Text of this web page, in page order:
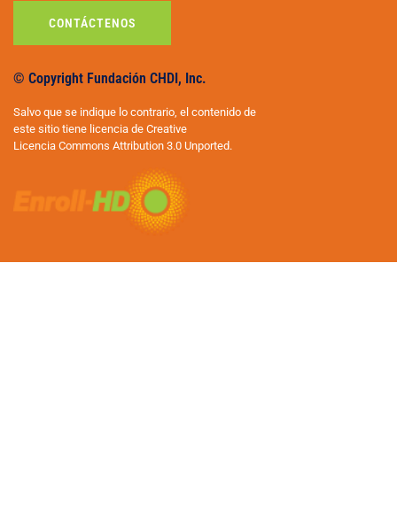
CONTÁCTENOS
© Copyright Fundación CHDI, Inc.
Salvo que se indique lo contrario, el contenido de
este sitio tiene licencia de Creative
Licencia Commons Attribution 3.0 Unported.